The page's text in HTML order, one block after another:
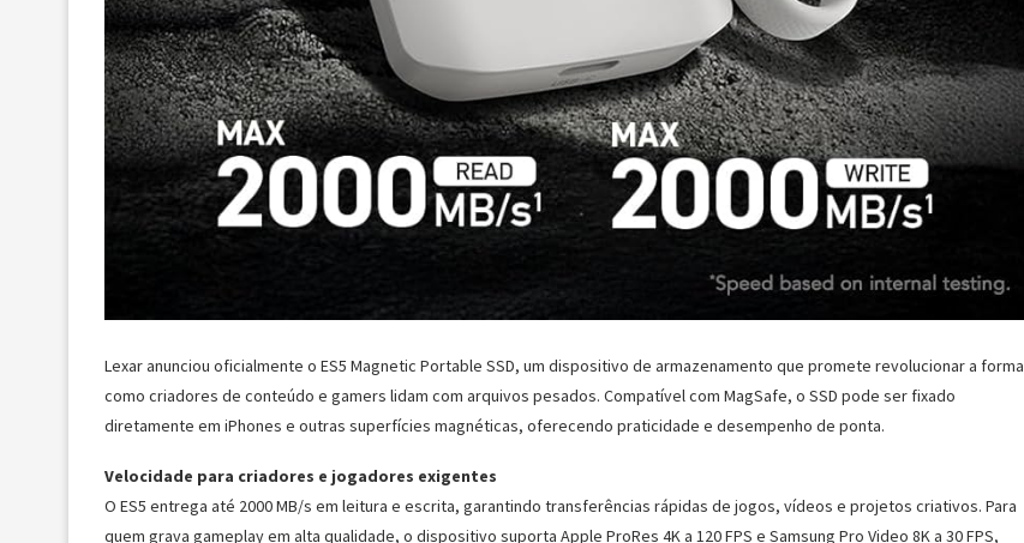
Lexar anunciou oficialmente o ES5 Magnetic Portable SSD, um dispositivo de armazenamento que promete revolucionar a forma
como criadores de conteúdo e gamers lidam com arquivos pesados. Compatível com MagSafe, o SSD pode ser fixado
diretamente em iPhones e outras superfícies magnéticas, oferecendo praticidade e desempenho de ponta.
Velocidade para criadores e jogadores exigentes
O ES5 entrega até 2000 MB/s em leitura e escrita, garantindo transferências rápidas de jogos, vídeos e projetos criativos. Para
quem grava gameplay em alta qualidade, o dispositivo suporta Apple ProRes 4K a 120 FPS e Samsung Pro Video 8K a 30 FPS,